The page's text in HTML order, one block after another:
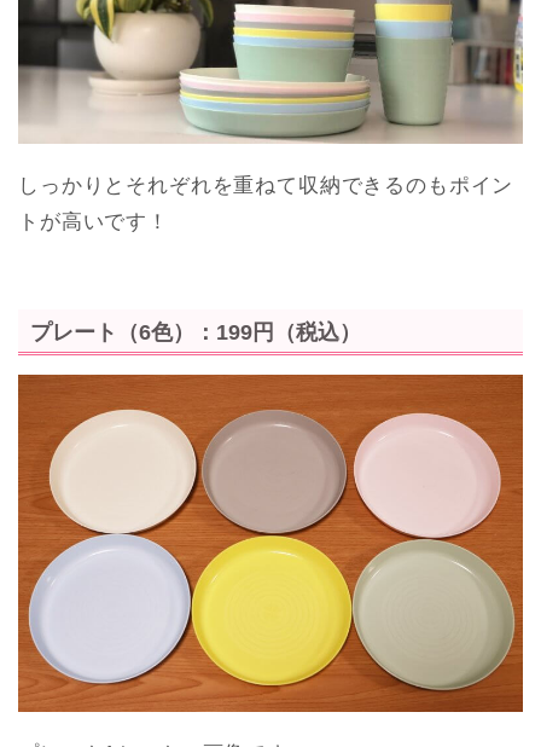
しっかりとそれぞれを重ねて収納できるのもポイン
トが高いです！
プレート（6色）：199円（税込）